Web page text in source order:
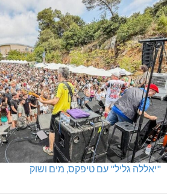
תוכנית "ארז": מסיימים מכרמיאל ומורשת